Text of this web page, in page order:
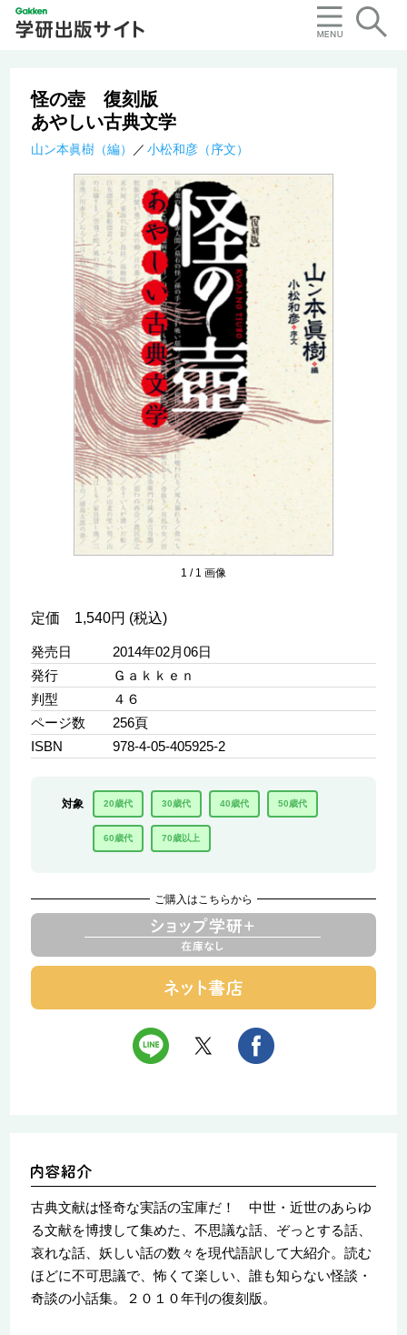
怪の壺 復刻版
あやしい古典文学
山ン本眞樹（編） 小松和彦（序文）
1 / 1 画像
定価 1,540円 (税込)
発売日
2014年02月06日
発行
Ｇａｋｋｅｎ
判型
４６
ページ数
256頁
ISBN
978-4-05-405925-2
対象 20歳代 30歳代 40歳代 50歳代
60歳代 70歳以上
ご購入はこちらから
古典文献は怪奇な実話の宝庫だ！ 中世・近世のあらゆ
る文献を博捜して集めた、不思議な話、ぞっとする話、
哀れな話、妖しい話の数々を現代語訳して大紹介。読む
ほどに不可思議で、怖くて楽しい、誰も知らない怪談・
奇談の小話集。２０１０年刊の復刻版。